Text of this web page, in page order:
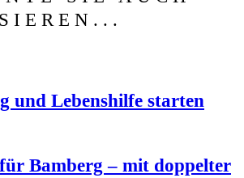
und Lebens­hil­fe star­ten
Bam­berg – mit dop­pel­ter